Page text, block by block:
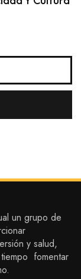
un grupo de
y salud,
fomentar